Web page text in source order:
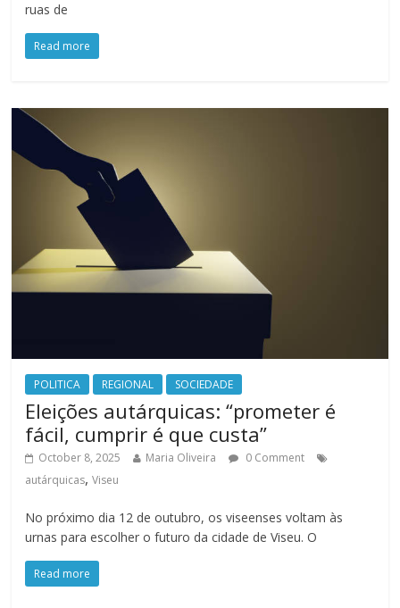
ruas de
Read more
POLITICA REGIONAL SOCIEDADE
Eleições autárquicas: “prometer é
fácil, cumprir é que custa”
October 8, 2025 Maria Oliveira
0 Comment
autárquicas,Viseu
No próximo dia 12 de outubro, os viseenses voltam às
urnas para escolher o futuro da cidade de Viseu. O
Read more